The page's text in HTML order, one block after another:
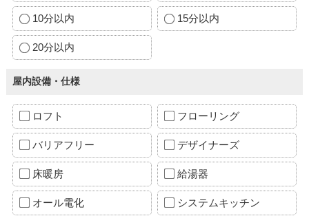
10分以内 15分以内
20分以内
屋内設備・仕様
ロフト フローリング
バリアフリー デザイナーズ
床暖房 給湯器
オール電化 システムキッチン